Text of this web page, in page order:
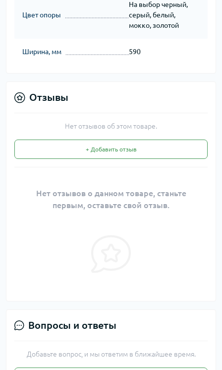
Цвет опоры
На выбор черный,
серый, белый,
мокко, золотой
Ширина, мм 590
Отзывы
Нет отзывов об этом товаре.
+ Добавить отзыв
Нет отзывов о данном товаре, станьте
первым, оставьте свой отзыв.
Вопросы и ответы
Добавьте вопрос, и мы ответим в ближайшее время.